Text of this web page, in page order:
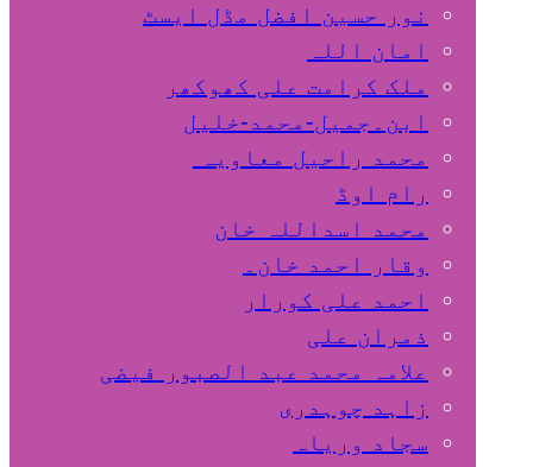
نور حسین افضل مڈل ایسٹ
امان اللہ
ملک کرامت علی کھوکھر
ابن۔جمیل-محمد-خلیل
محمد راحیل معاویہ
رام اوڈ
محمد اسداللہ خان
وقار احمد خان۔
احمد علی کورار
ذمران علی
علامہ محمد عبد الصبور فیضی
زاہد چوہدری
سجاد وریاہ